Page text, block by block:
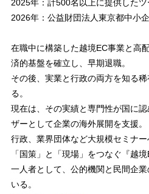
2025年：計500名以上に提供した
2026年：公益財団法人東京都中小
在職中に構築した越境EC事業と高
済的基盤を確立し、早期退職。
その後、実業と行政の両方を知る
る。
現在は、その実績と専門性が国に
ザーとして企業の海外展開を支援。
行政、業界団体など大規模セミナー
「国策」と「現場」をつなぐ『越
一人者として、公的機関と民間企
いる。